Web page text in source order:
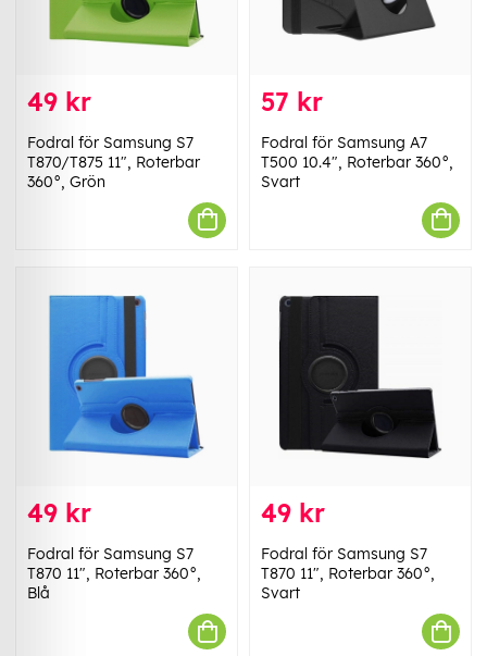
49 kr
Fodral för Samsung S7
T870/T875 11", Roterbar
360°, Grön
57 kr
Fodral för Samsung A7
T500 10.4", Roterbar 360°,
Svart
49 kr
Fodral för Samsung S7
T870 11", Roterbar 360°,
Blå
49 kr
Fodral för Samsung S7
T870 11", Roterbar 360°,
Svart